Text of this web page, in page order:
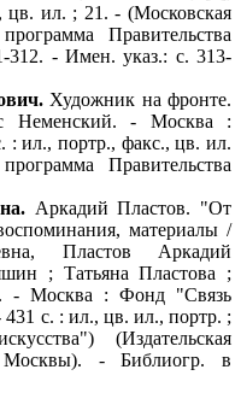
ил. ; 21. - (Московская
Правительства
312. - Имен. указ.: с. 313-
Художник на фронте.
Неменский. - Москва :
ил., портр., факс., цв. ил.
Правительства
Аркадий Пластов. "От
материалы /
Пластов Аркадий
; Татьяна Пластова ;
- Москва : Фонд "Связь
с. : ил., цв. ил., портр. ;
(Издательская
Москвы). - Библиогр. в